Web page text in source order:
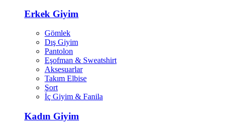
Erkek Giyim
Gömlek
Dış Giyim
Pantolon
Eşofman & Sweatshirt
Aksesuarlar
Takım Elbise
Şort
İç Giyim & Fanila
Kadın Giyim